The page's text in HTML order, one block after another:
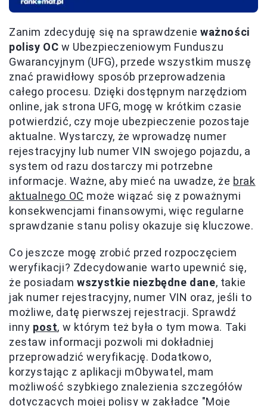
Zanim zdecyduję się na sprawdzenie ważności
polisy OC w Ubezpieczeniowym Funduszu
Gwarancyjnym (UFG), przede wszystkim muszę
znać prawidłowy sposób przeprowadzenia
całego procesu. Dzięki dostępnym narzędziom
online, jak strona UFG, mogę w krótkim czasie
potwierdzić, czy moje ubezpieczenie pozostaje
aktualne. Wystarczy, że wprowadzę numer
rejestracyjny lub numer VIN swojego pojazdu, a
system od razu dostarczy mi potrzebne
informacje. Ważne, aby mieć na uwadze, że brak
aktualnego OC może wiązać się z poważnymi
konsekwencjami finansowymi, więc regularne
sprawdzanie stanu polisy okazuje się kluczowe.
Co jeszcze mogę zrobić przed rozpoczęciem
weryfikacji? Zdecydowanie warto upewnić się,
że posiadamwszystkie niezbędne dane, takie
jak numer rejestracyjny, numer VIN oraz, jeśli to
możliwe, datę pierwszej rejestracji. Sprawdź
inny post, w którym też była o tym mowa. Taki
zestaw informacji pozwoli mi dokładniej
przeprowadzić weryfikację. Dodatkowo,
korzystając z aplikacji mObywatel, mam
możliwość szybkiego znalezienia szczegółów
dotyczących mojej polisy w zakładce "Moje